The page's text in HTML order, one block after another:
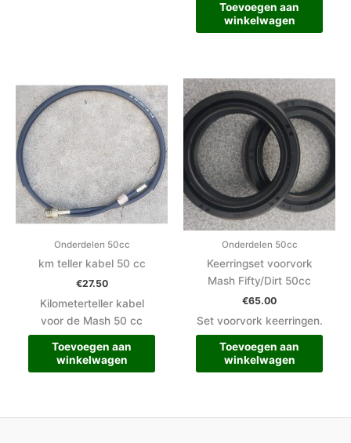
Toevoegen aan
winkelwagen
Onderdelen 50cc
km teller kabel 50 cc
€27.50
Kilometerteller kabel
voor de Mash 50 cc
Toevoegen aan
winkelwagen
Onderdelen 50cc
Keerringset voorvork
Mash Fifty/Dirt 50cc
€65.00
Set voorvork keerringen.
Toevoegen aan
winkelwagen